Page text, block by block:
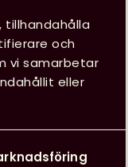
tillhandahålla
och
vi samarbetar
eller